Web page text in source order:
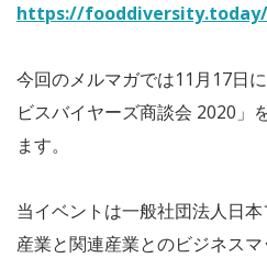
https://
今回のメルマガでは11月17日
ビスバイヤーズ商談会 2020」
ます。
当イベントは一般社団法人日
産業と関連産業とのビジネス